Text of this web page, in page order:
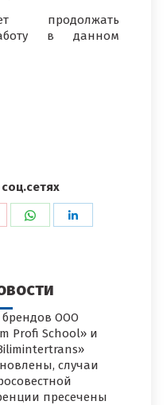
продолжать
в данном
ПоделитьсяПоделиться
ООО
Profi School» и
случаи
пресечены